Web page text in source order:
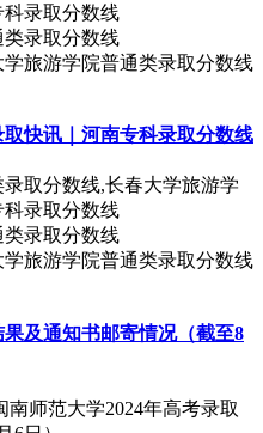
科录取分数线
学旅游学院普通类录取分数线
快讯｜河南专科录取分数线
取分数线,长春大学旅游学
科录取分数线
学旅游学院普通类录取分数线
及通知书邮寄情况（截至8
南师范大学2024年高考录取